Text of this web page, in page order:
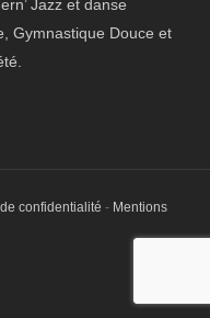
Jazz et danse
Gymnastique Douce et
confidentialité - Mentions